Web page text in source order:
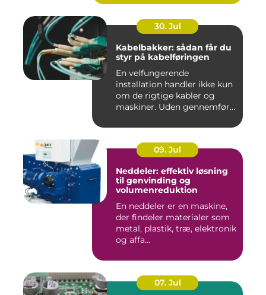
30. Jul
Kabelbakker: sådan får du
styr på kabelføringen
En velfungerende
installation handler ikke kun
om de rigtige kabler og
maskiner. Uden gennemført
09. Jul
Neddeler: effektiv løsning
til genvinding og
volumenreduktion
En neddeler er en maskine,
der findeler materialer som
metal, plastik, træ, elektronik
og affa...
07. Jul